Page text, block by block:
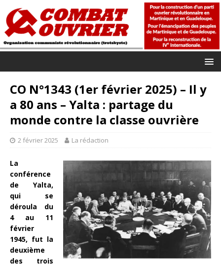
CO N°1343 (1er février 2025) – Il y
a 80 ans – Yalta : partage du
monde contre la classe ouvrière
2 février 2025 La rédaction
La
conférence
de Yalta,
qui se
déroula du
4 au 11
février
1945, fut la
deuxième
des trois